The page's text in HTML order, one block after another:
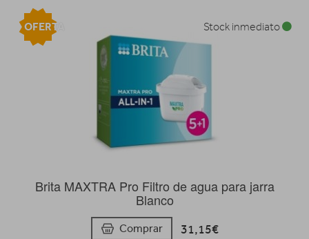
Brita MAXTRA Pro Filtro de agua para jarra
Blanco
Comprar 31,15€
Stock inmediato
OFERTA